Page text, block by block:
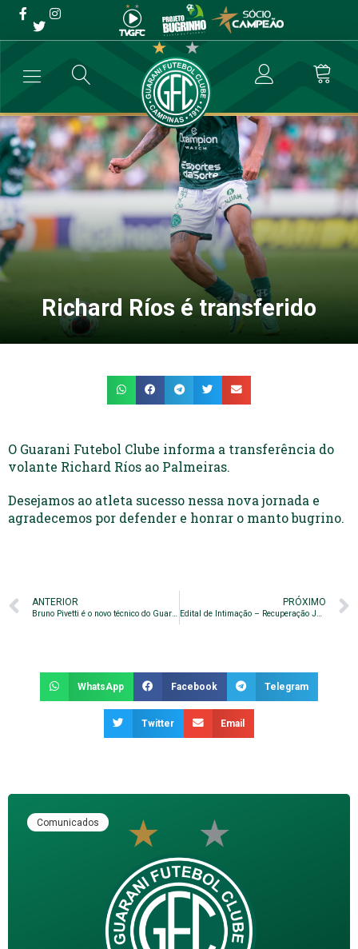
Richard Ríos é transferido
→ Futebol Profissional → Richard Ríos é transferido
Richard Ríos é transferido
O Guarani Futebol Clube informa a transferência do
volante Richard Ríos ao Palmeiras.
Desejamos ao atleta sucesso nessa nova jornada e
agradecemos por defender e honrar o manto bugrino.
ANTERIOR
Bruno Pivetti é o novo técnico do Guarani
PRÓXIMO
Edital de Intimação – Recuperação Judicial
WhatsApp Facebook Telegram
Twitter Email
Comunicados